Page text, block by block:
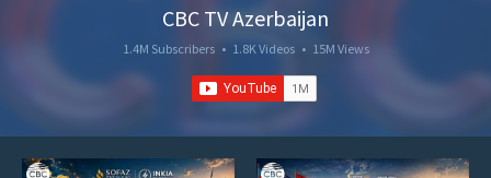
CBC TV Azerbaijan
1.4M Subscribers • 1.8K Videos • 15M Views